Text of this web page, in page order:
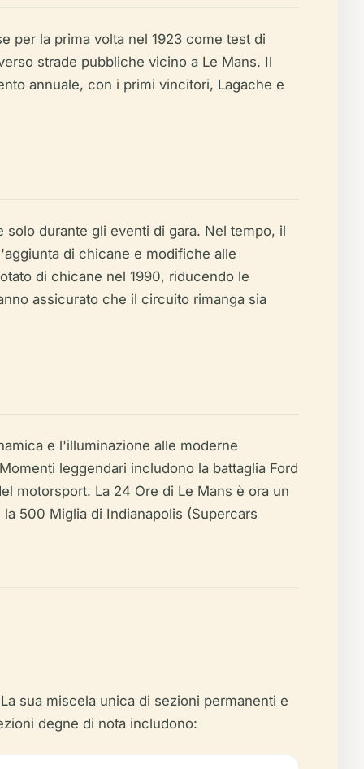
per la prima volta nel 1923 come test di
strade pubbliche vicino a Le Mans. Il
annuale, con i primi vincitori, Lagache e
durante gli eventi di gara. Nel tempo, il
di chicane e modifiche alle
di chicane nel 1990, riducendo le
assicurato che il circuito rimanga sia
e l'illuminazione alle moderne
leggendari includono la battaglia Ford
motorsport. La 24 Ore di Le Mans è ora un
500 Miglia di Indianapolis (Supercars
sua miscela unica di sezioni permanenti e
degne di nota includono: